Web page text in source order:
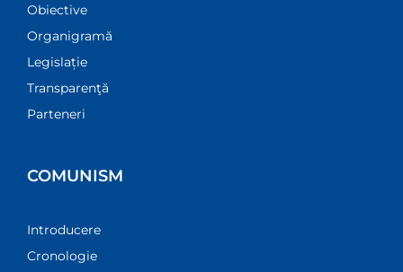
Obiective
Organigramă
Legislație
Transparenţă
Parteneri
COMUNISM
Introducere
Cronologie